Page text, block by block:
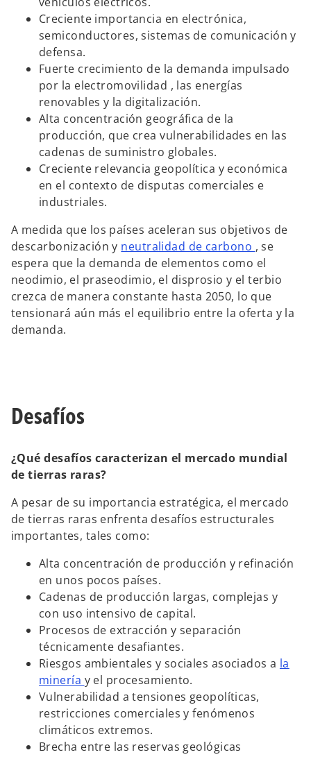
Creciente importancia en electrónica,
semiconductores, sistemas de comunicación y
defensa.
Fuerte crecimiento de la demanda impulsado
por la electromovilidad , las energías
renovables y la digitalización.
Alta concentración geográfica de la
producción, que crea vulnerabilidades en las
cadenas de suministro globales.
Creciente relevancia geopolítica y económica
en el contexto de disputas comerciales e
industriales.
A medida que los países aceleran sus objetivos de
descarbonización y neutralidad de carbono , se
espera que la demanda de elementos como el
neodimio, el praseodimio, el disprosio y el terbio
crezca de manera constante hasta 2050, lo que
tensionará aún más el equilibrio entre la oferta y la
demanda.
Desafíos
¿Qué desafíos caracterizan el mercado mundial
de tierras raras?
A pesar de su importancia estratégica, el mercado
de tierras raras enfrenta desafíos estructurales
importantes, tales como:
Alta concentración de producción y refinación
en unos pocos países.
Cadenas de producción largas, complejas y
con uso intensivo de capital.
Procesos de extracción y separación
técnicamente desafiantes.
Riesgos ambientales y sociales asociados a la
minería y el procesamiento.
Vulnerabilidad a tensiones geopolíticas,
restricciones comerciales y fenómenos
climáticos extremos.
Brecha entre las reservas geológicas